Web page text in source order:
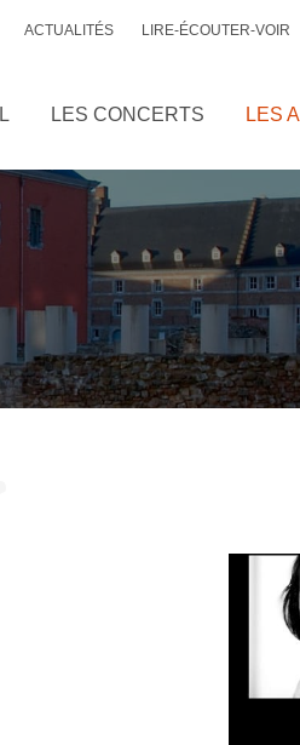
ACTUALITÉS LIRE-ÉCOUTER-VOIR
LES CONCERTS LES